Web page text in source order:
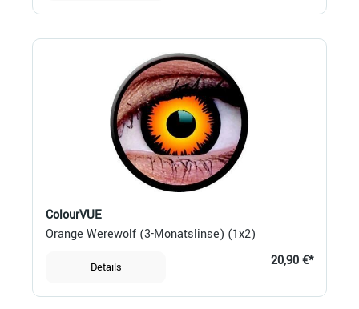
ColourVUE
Orange Werewolf (3-Monatslinse) (1x2)
Details 20,90 €*